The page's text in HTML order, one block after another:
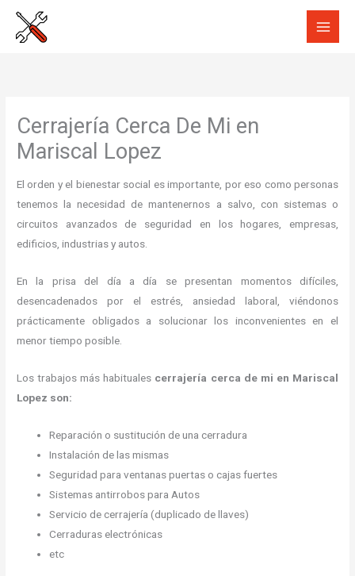
Cerrajería Cerca De Mi en
Mariscal Lopez
El orden y el bienestar social es importante, por eso como personas
tenemos la necesidad de mantenernos a salvo, con sistemas o
circuitos avanzados de seguridad en los hogares, empresas,
edificios, industrias y autos.
En la prisa del día a día se presentan momentos difíciles,
desencadenados por el estrés, ansiedad laboral, viéndonos
prácticamente obligados a solucionar los inconvenientes en el
menor tiempo posible.
Los trabajos más habituales cerrajería cerca de mi en Mariscal
Lopez son:
Reparación o sustitución de una cerradura
Instalación de las mismas
Seguridad para ventanas puertas o cajas fuertes
Sistemas antirrobos para Autos
Servicio de cerrajería (duplicado de llaves)
Cerraduras electrónicas
etc